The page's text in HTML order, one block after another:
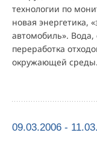
технологии по
новая энергетика,
автомобиль».
переработка
окружающей среды.
09.03.2006 -